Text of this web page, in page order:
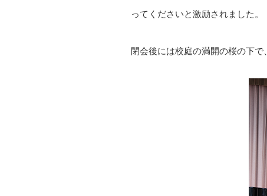
ってくださいと激励されました。
閉会後には校庭の満開の桜の下